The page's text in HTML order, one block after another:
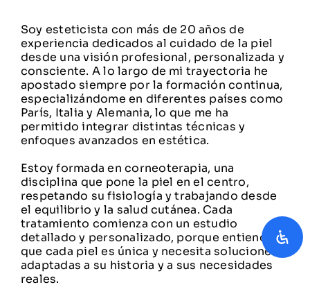
Soy esteticista con más de 20 años de
experiencia dedicados al cuidado de la piel
desde una visión profesional, personalizada y
consciente. A lo largo de mi trayectoria he
apostado siempre por la formación continua,
especializándome en diferentes países como
París, Italia y Alemania, lo que me ha
permitido integrar distintas técnicas y
enfoques avanzados en estética.
Estoy formada en corneoterapia, una
disciplina que pone la piel en el centro,
respetando su fisiología y trabajando desde
el equilibrio y la salud cutánea. Cada
tratamiento comienza con un estudio
detallado y personalizado, porque entiendo
que cada piel es única y necesita soluciones
adaptadas a su historia y a sus necesidades
reales.